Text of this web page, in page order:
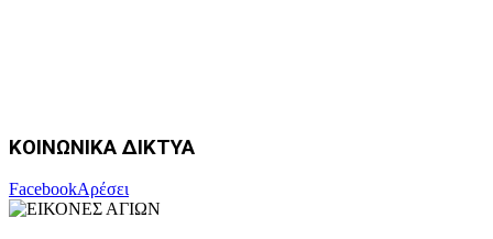
ΚΟΙΝΩΝΙΚΑ ΔΙΚΤΥΑ
FacebookΑρέσει